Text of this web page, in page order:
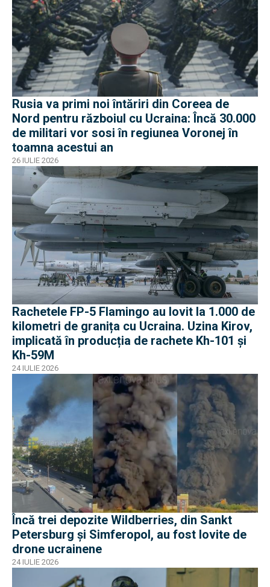
Rusia va primi noi întăriri din Coreea de
Nord pentru războiul cu Ucraina: Încă 30.000
de militari vor sosi în regiunea Voronej în
toamna acestui an
26 IULIE 2026
Rachetele FP-5 Flamingo au lovit la 1.000 de
kilometri de granița cu Ucraina. Uzina Kirov,
implicată în producția de rachete Kh-101 și
Kh-59M
24 IULIE 2026
Încă trei depozite Wildberries, din Sankt
Petersburg și Simferopol, au fost lovite de
drone ucrainene
24 IULIE 2026